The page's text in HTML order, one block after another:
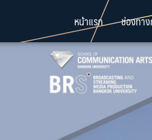
หน้าแรก ช่องทา